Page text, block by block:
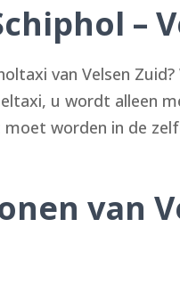
–
van Velsen
u wordt alleen
worden in de
van